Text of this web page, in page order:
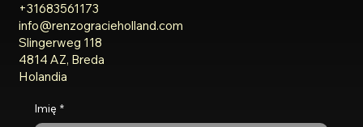
+31683561173
info@renzogracieholland.com
Slingerweg 118
4814 AZ, Breda
Holandia
Imię *